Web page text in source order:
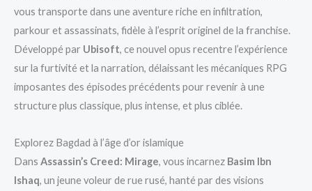
vous transporte dans une aventure riche en infiltration,
parkour et assassinats, fidèle à l’esprit originel de la franchise.
Développé par Ubisoft, ce nouvel opus recentre l’expérience
sur la furtivité et la narration, délaissant les mécaniques RPG
imposantes des épisodes précédents pour revenir à une
structure plus classique, plus intense, et plus ciblée.
Explorez Bagdad à l’âge d’or islamique
Dans Assassin’s Creed: Mirage, vous incarnez Basim Ibn
Ishaq, un jeune voleur de rue rusé, hanté par des visions